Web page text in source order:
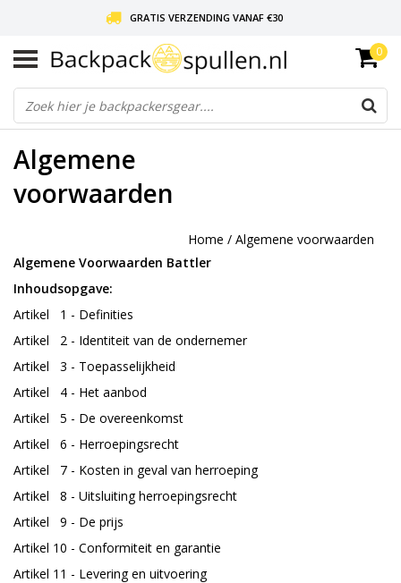
GRATIS VERZENDING VANAF €30
LIEFDE VOOR BACKPACKEN!
30 DAGEN GRATIS RETOUR
0
Algemene
voorwaarden
Home / Algemene voorwaarden
Algemene Voorwaarden Battler
Inhoudsopgave:
Artikel 1 - Definities
Artikel 2 - Identiteit van de ondernemer
Artikel 3 - Toepasselijkheid
Artikel 4 - Het aanbod
Artikel 5 - De overeenkomst
Artikel 6 - Herroepingsrecht
Artikel 7 - Kosten in geval van herroeping
Artikel 8 - Uitsluiting herroepingsrecht
Artikel 9 - De prijs
Artikel 10 - Conformiteit en garantie
Artikel 11 - Levering en uitvoering